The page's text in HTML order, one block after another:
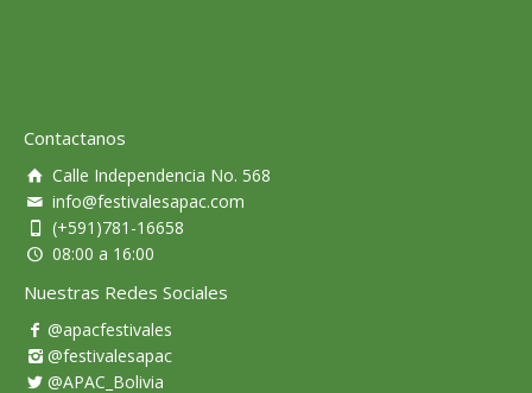
Contactanos
Calle Independencia No. 568
info@festivalesapac.com
(+591)781-16658
08:00 a 16:00
Nuestras Redes Sociales
@apacfestivales
@festivalesapac
@APAC_Bolivia